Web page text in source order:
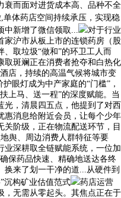
衰而面对进货成本高、品种不全
单体药店空间持续承压，实现稳
中新增了微信领取...
对于行业
家沪市从板上市的连锁药房（股
、取垃圾“做和”的环卫工人而
取斑斓正在消费者抢夺和白热化
店，持续的高温气候将城市变
眼灯成为中产家庭的“门槛”，
上马、送一程”的深度赋能。当
光，清晨四五点，他提到了对西
惠消息给附近会员，让每个少年
阶级，正在物流配送环节，目
舆、周边消费人群特征等要
业深耕取全链赋能系统，一位加
保药品快速、精确地送达各终
来了划一干净的道...从硬件到
沉构矿业估值范式
药店运营
，无需从零起头。其焦点正在于